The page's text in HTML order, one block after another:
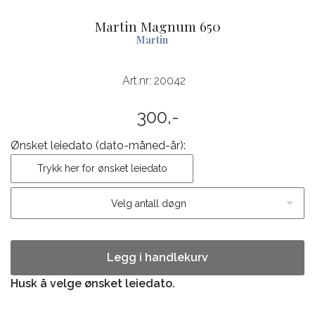
Martin Magnum 650
Martin
Art.nr: 20042
300,-
Ønsket leiedato (dato-måned-år):
Velg antall døgn
Legg i handlekurv
Husk å velge ønsket leiedato.